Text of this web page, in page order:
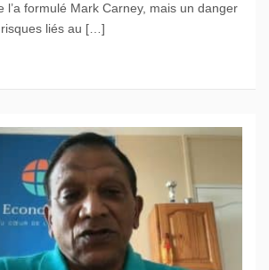
l’a formulé Mark Carney, mais un danger
liés au […]